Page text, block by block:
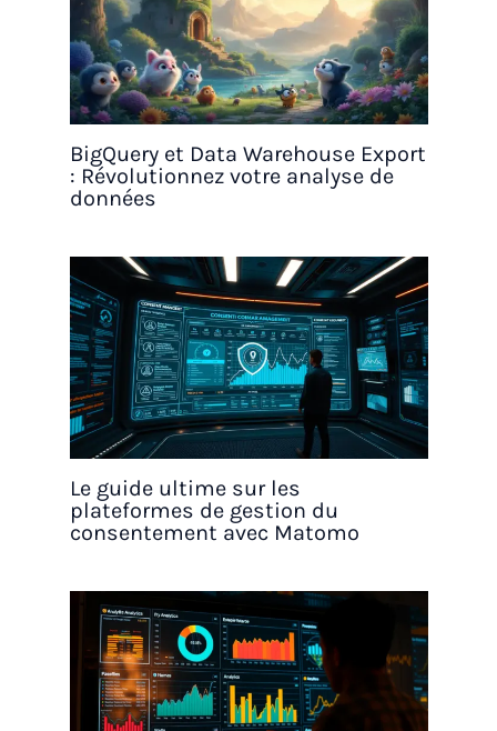
BigQuery et Data Warehouse Export
: Révolutionnez votre analyse de
données
Le guide ultime sur les
plateformes de gestion du
consentement avec Matomo